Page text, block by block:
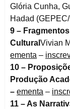
Glória Cunha,
Hadad
9 –
Cultural Vivian
ementa –
10 –
Produção
– ementa –
11 – As